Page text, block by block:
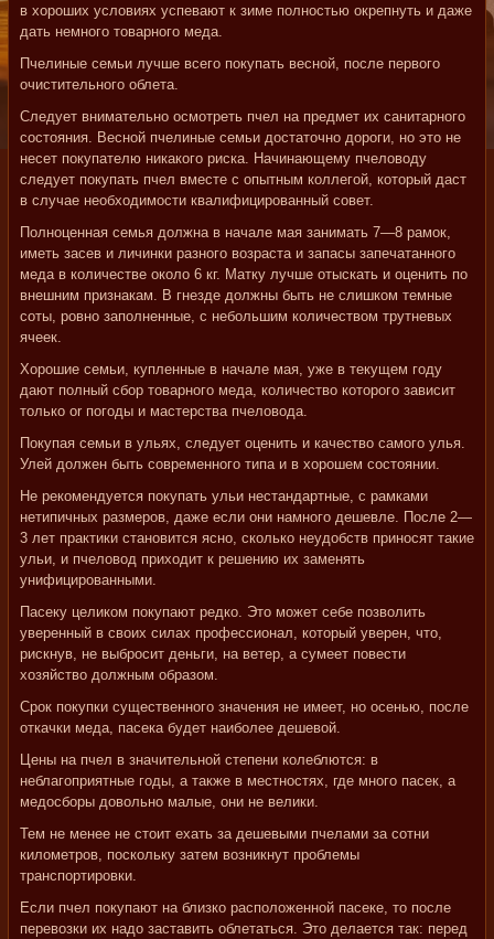
в хороших условиях успевают к зиме полностью окрепнуть и даже
дать немного товарного меда.
Пчелиные семьи лучше всего покупать весной, после первого
очистительного облета.
Следует внимательно осмотреть пчел на предмет их санитарного
состояния. Весной пчелиные семьи достаточно дороги, но это не
несет покупателю никакого риска. Начинающему пчеловоду
следует покупать пчел вместе с опытным коллегой, который даст
в случае необходимости квалифицированный совет.
Полноценная семья должна в начале мая занимать 7—8 рамок,
иметь засев и личинки разного возраста и запасы запечатанного
меда в количестве около 6 кг. Матку лучше отыскать и оценить по
внешним признакам. В гнезде должны быть не слишком темные
соты, ровно заполненные, с небольшим количеством трутневых
ячеек.
Хорошие семьи, купленные в начале мая, уже в текущем году
дают полный сбор товарного меда, количество которого зависит
только or погоды и мастерства пчеловода.
Покупая семьи в ульях, следует оценить и качество самого улья.
Улей должен быть современного типа и в хорошем состоянии.
Не рекомендуется покупать ульи нестандартные, с рамками
нетипичных размеров, даже если они намного дешевле. После 2—
3 лет практики становится ясно, сколько неудобств приносят такие
ульи, и пчеловод приходит к решению их заменять
унифицированными.
Пасеку целиком покупают редко. Это может себе позволить
уверенный в своих силах профессионал, который уверен, что,
рискнув, не выбросит деньги, на ветер, а сумеет повести
хозяйство должным образом.
Срок покупки существенного значения не имеет, но осенью, после
откачки меда, пасека будет наиболее дешевой.
Цены на пчел в значительной степени колеблются: в
неблагоприятные годы, а также в местностях, где много пасек, а
медосборы довольно малые, они не велики.
Тем не менее не стоит ехать за дешевыми пчелами за сотни
километров, поскольку затем возникнут проблемы
транспортировки.
Если пчел покупают на близко расположенной пасеке, то после
перевозки их надо заставить облетаться. Это делается так: перед